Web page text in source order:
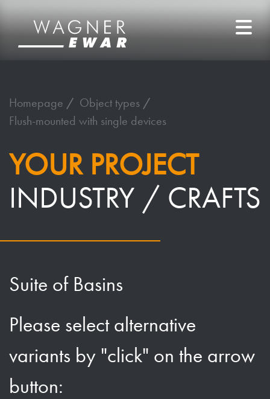
Homepage
Object types
Flush-mounted with single devices
YOUR PROJECT
INDUSTRY / CRAFTS
Suite of Basins
Please select alternative
variants by "click" on the arrow
button: